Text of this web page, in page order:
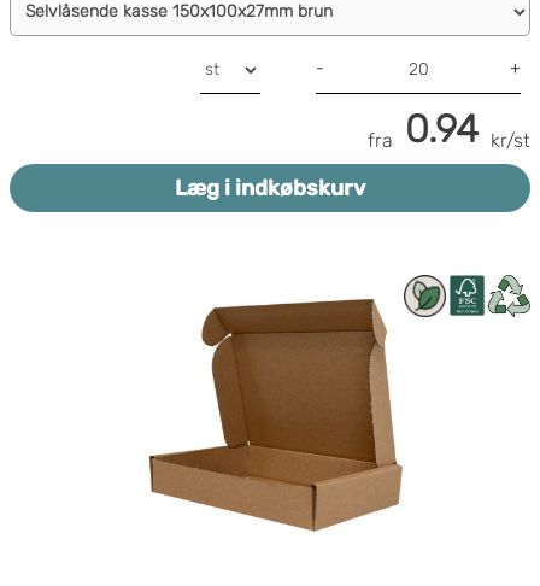
- +
fra 0.94 kr/st
Læg i indkøbskurv